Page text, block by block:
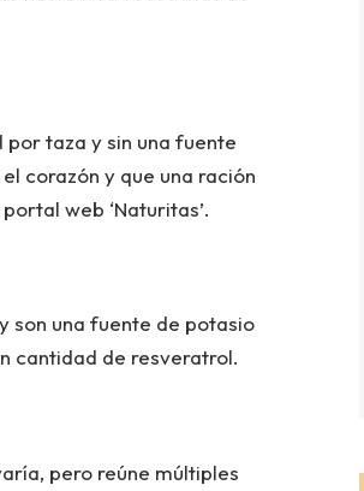
taza y sin una fuente
corazón y que una ración
web ‘Naturitas’.
son una fuente de potasio
cantidad de resveratrol.
pero reúne múltiples